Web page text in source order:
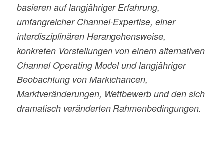
basieren auf langjähriger Erfahrung,
umfangreicher Channel-Expertise, einer
interdisziplinären Herangehensweise,
konkreten Vorstellungen von einem alternativen
Channel Operating Model und langjähriger
Beobachtung von Marktchancen,
Marktveränderungen, Wettbewerb und den sich
dramatisch veränderten Rahmenbedingungen.